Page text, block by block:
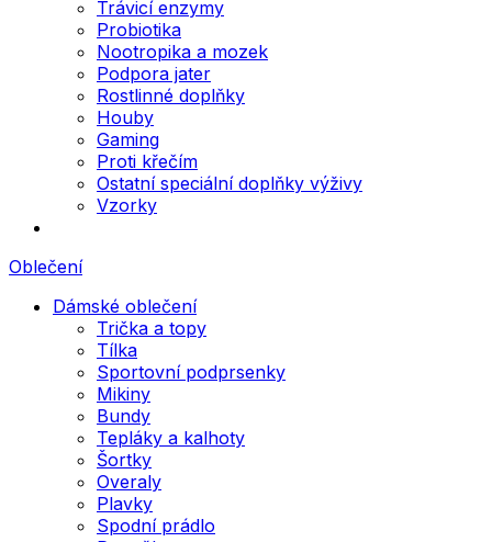
Trávicí enzymy
Probiotika
Nootropika a mozek
Podpora jater
Rostlinné doplňky
Houby
Gaming
Proti křečím
Ostatní speciální doplňky výživy
Vzorky
Oblečení
Dámské oblečení
Trička a topy
Tílka
Sportovní podprsenky
Mikiny
Bundy
Tepláky a kalhoty
Šortky
Overaly
Plavky
Spodní prádlo